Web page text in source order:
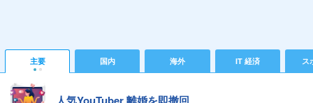
主要 国内 海外 IT 経済 ス